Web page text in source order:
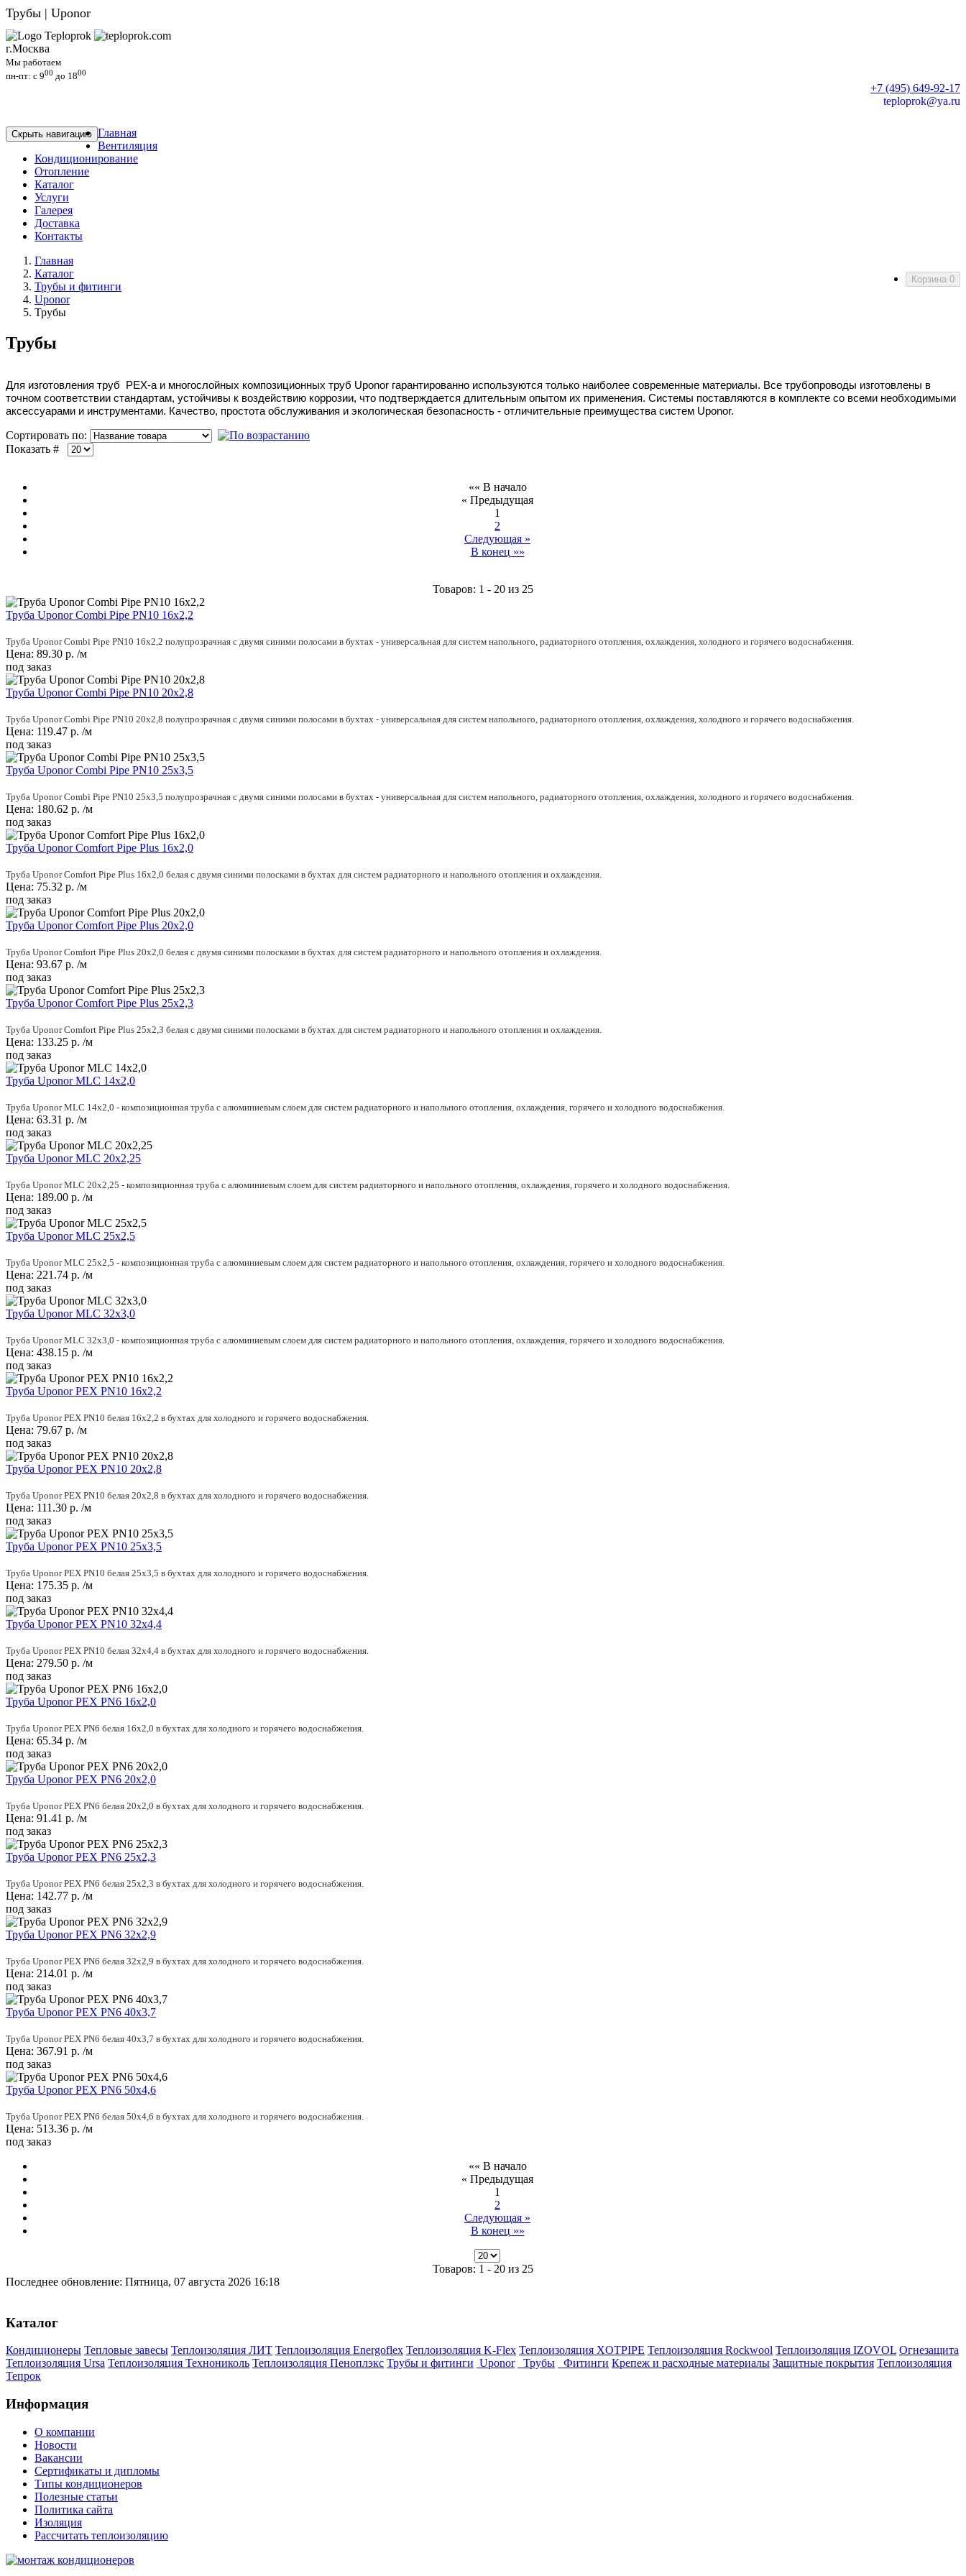
Трубы | Uponor
г.Москва
Мы работаем
пн-пт: c 900 до 1800
+7 (495) 649-92-17
teploprok@ya.ru
Скрыть навигацию Главная
Вентиляция
Кондиционирование
Отопление
Каталог
Услуги
Галерея
Доставка
Контакты
Корзина 0
Главная
Каталог
Трубы и фитинги
Uponor
Трубы
Трубы
Для изготовления труб PEX-a и многослойных композиционных труб Uponor гарантированно используются только наиболее современные материалы. Все трубопроводы изготовлены в
точном соответствии стандартам, устойчивы к воздействию коррозии, что подтверждается длительным опытом их применения. Системы поставляются в комплекте со всеми необходимыми
аксессуарами и инструментами. Качество, простота обслуживания и экологическая безопасность - отличительные преимущества систем Uponor.
Сортировать по:
Показать #
«« В начало
« Предыдущая
1
2
Следующая »
В конец »»
Товаров: 1 - 20 из 25
Труба Uponor Combi Pipe PN10 16x2,2
Труба Uponor Combi Pipe PN10 16x2,2 полупрозрачная с двумя синими полосами в бухтах - универсальная для систем напольного, радиаторного отопления, охлаждения, холодного и горячего водоснабжения.
Цена: 89.30 р. /м
под заказ
Труба Uponor Combi Pipe PN10 20x2,8
Труба Uponor Combi Pipe PN10 20x2,8 полупрозрачная с двумя синими полосами в бухтах - универсальная для систем напольного, радиаторного отопления, охлаждения, холодного и горячего водоснабжения.
Цена: 119.47 р. /м
под заказ
Труба Uponor Combi Pipe PN10 25x3,5
Труба Uponor Combi Pipe PN10 25x3,5 полупрозрачная с двумя синими полосами в бухтах - универсальная для систем напольного, радиаторного отопления, охлаждения, холодного и горячего водоснабжения.
Цена: 180.62 р. /м
под заказ
Труба Uponor Comfort Pipe Plus 16x2,0
Труба Uponor Comfort Pipe Plus 16x2,0 белая с двумя синими полосками в бухтах для систем радиаторного и напольного отопления и охлаждения.
Цена: 75.32 р. /м
под заказ
Труба Uponor Comfort Pipe Plus 20x2,0
Труба Uponor Comfort Pipe Plus 20x2,0 белая с двумя синими полосками в бухтах для систем радиаторного и напольного отопления и охлаждения.
Цена: 93.67 р. /м
под заказ
Труба Uponor Comfort Pipe Plus 25x2,3
Труба Uponor Comfort Pipe Plus 25x2,3 белая с двумя синими полосками в бухтах для систем радиаторного и напольного отопления и охлаждения.
Цена: 133.25 р. /м
под заказ
Труба Uponor MLC 14x2,0
Труба Uponor MLC 14x2,0 - композиционная труба с алюминиевым слоем для систем радиаторного и напольного отопления, охлаждения, горячего и холодного водоснабжения.
Цена: 63.31 р. /м
под заказ
Труба Uponor MLC 20x2,25
Труба Uponor MLC 20x2,25 - композиционная труба с алюминиевым слоем для систем радиаторного и напольного отопления, охлаждения, горячего и холодного водоснабжения.
Цена: 189.00 р. /м
под заказ
Труба Uponor MLC 25x2,5
Труба Uponor MLC 25x2,5 - композиционная труба с алюминиевым слоем для систем радиаторного и напольного отопления, охлаждения, горячего и холодного водоснабжения.
Цена: 221.74 р. /м
под заказ
Труба Uponor MLC 32x3,0
Труба Uponor MLC 32x3,0 - композиционная труба с алюминиевым слоем для систем радиаторного и напольного отопления, охлаждения, горячего и холодного водоснабжения.
Цена: 438.15 р. /м
под заказ
Труба Uponor PEX PN10 16x2,2
Труба Uponor PEX PN10 белая 16x2,2 в бухтах для холодного и горячего водоснабжения.
Цена: 79.67 р. /м
под заказ
Труба Uponor PEX PN10 20x2,8
Труба Uponor PEX PN10 белая 20x2,8 в бухтах для холодного и горячего водоснабжения.
Цена: 111.30 р. /м
под заказ
Труба Uponor PEX PN10 25x3,5
Труба Uponor PEX PN10 белая 25x3,5 в бухтах для холодного и горячего водоснабжения.
Цена: 175.35 р. /м
под заказ
Труба Uponor PEX PN10 32x4,4
Труба Uponor PEX PN10 белая 32x4,4 в бухтах для холодного и горячего водоснабжения.
Цена: 279.50 р. /м
под заказ
Труба Uponor PEX PN6 16x2,0
Труба Uponor PEX PN6 белая 16x2,0 в бухтах для холодного и горячего водоснабжения.
Цена: 65.34 р. /м
под заказ
Труба Uponor PEX PN6 20x2,0
Труба Uponor PEX PN6 белая 20x2,0 в бухтах для холодного и горячего водоснабжения.
Цена: 91.41 р. /м
под заказ
Труба Uponor PEX PN6 25x2,3
Труба Uponor PEX PN6 белая 25x2,3 в бухтах для холодного и горячего водоснабжения.
Цена: 142.77 р. /м
под заказ
Труба Uponor PEX PN6 32x2,9
Труба Uponor PEX PN6 белая 32x2,9 в бухтах для холодного и горячего водоснабжения.
Цена: 214.01 р. /м
под заказ
Труба Uponor PEX PN6 40x3,7
Труба Uponor PEX PN6 белая 40x3,7 в бухтах для холодного и горячего водоснабжения.
Цена: 367.91 р. /м
под заказ
Труба Uponor PEX PN6 50x4,6
Труба Uponor PEX PN6 белая 50x4,6 в бухтах для холодного и горячего водоснабжения.
Цена: 513.36 р. /м
под заказ
«« В начало
« Предыдущая
1
2
Следующая »
В конец »»
Товаров: 1 - 20 из 25
Последнее обновление: Пятница, 07 августа 2026 16:18
Каталог
Кондиционеры Тепловые завесы Теплоизоляция ЛИТ Теплоизоляция Energoflex Теплоизоляция K-Flex Теплоизоляция XOTPIPE Теплоизоляция Rockwool Теплоизоляция IZOVOL Огнезащита
Теплоизоляция Ursa Теплоизоляция Технониколь Теплоизоляция Пеноплэкс Трубы и фитинги Uponor Трубы Фитинги Крепеж и расходные материалы Защитные покрытия Теплоизоляция
Тепрок
Информация
О компании
Новости
Вакансии
Сертификаты и дипломы
Типы кондиционеров
Полезные статьи
Политика сайта
Изоляция
Рассчитать теплоизоляцию